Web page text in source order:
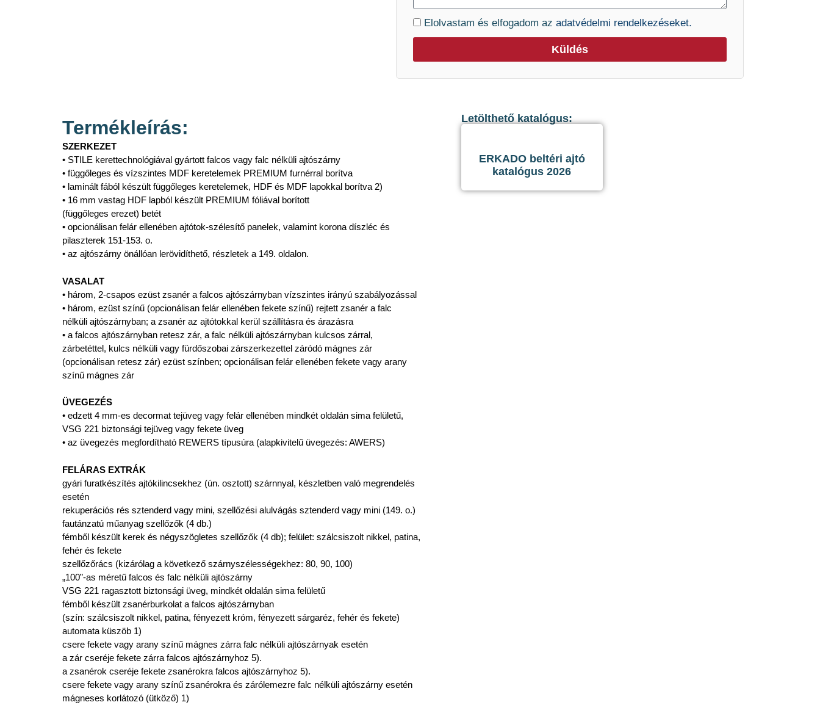
Elolvastam és elfogadom azadatvédelmi rendelkezéseket.
Küldés
Termékleírás:
SZERKEZET
• STILE kerettechnológiával gyártott falcos vagy falc nélküli ajtószárny
• függőleges és vízszintes MDF keretelemek PREMIUM furnérral borítva
• laminált fából készült függőleges keretelemek, HDF és MDF lapokkal borítva 2)
• 16 mm vastag HDF lapból készült PREMIUM fóliával borított
(függőleges erezet) betét
• opcionálisan felár ellenében ajtótok-szélesítő panelek, valamint korona díszléc és
pilaszterek 151-153. o.
• az ajtószárny önállóan lerövidíthető, részletek a 149. oldalon.
VASALAT
• három, 2-csapos ezüst zsanér a falcos ajtószárnyban vízszintes irányú szabályozással
• három, ezüst színű (opcionálisan felár ellenében fekete színű) rejtett zsanér a falc
nélküli ajtószárnyban; a zsanér az ajtótokkal kerül szállításra és árazásra
• a falcos ajtószárnyban retesz zár, a falc nélküli ajtószárnyban kulcsos zárral,
zárbetéttel, kulcs nélküli vagy fürdőszobai zárszerkezettel záródó mágnes zár
(opcionálisan retesz zár) ezüst színben; opcionálisan felár ellenében fekete vagy arany
színű mágnes zár
ÜVEGEZÉS
• edzett 4 mm-es decormat tejüveg vagy felár ellenében mindkét oldalán sima felületű,
VSG 221 biztonsági tejüveg vagy fekete üveg
• az üvegezés megfordítható REWERS típusúra (alapkivitelű üvegezés: AWERS)
FELÁRAS EXTRÁK
gyári furatkészítés ajtókilincsekhez (ún. osztott) szárnnyal, készletben való megrendelés
esetén
rekuperációs rés sztenderd vagy mini, szellőzési alulvágás sztenderd vagy mini (149. o.)
fautánzatú műanyag szellőzők (4 db.)
fémből készült kerek és négyszögletes szellőzők (4 db); felület: szálcsiszolt nikkel, patina,
fehér és fekete
szellőzőrács (kizárólag a következő szárnyszélességekhez: 80, 90, 100)
„100”-as méretű falcos és falc nélküli ajtószárny
VSG 221 ragasztott biztonsági üveg, mindkét oldalán sima felületű
fémből készült zsanérburkolat a falcos ajtószárnyban
(szín: szálcsiszolt nikkel, patina, fényezett króm, fényezett sárgaréz, fehér és fekete)
automata küszöb 1)
csere fekete vagy arany színű mágnes zárra falc nélküli ajtószárnyak esetén
a zár cseréje fekete zárra falcos ajtószárnyhoz 5).
a zsanérok cseréje fekete zsanérokra falcos ajtószárnyhoz 5).
csere fekete vagy arany színű zsanérokra és zárólemezre falc nélküli ajtószárny esetén
mágneses korlátozó (ütköző) 1)
Letölthető katalógus:
ERKADO beltéri ajtó
katalógus 2026